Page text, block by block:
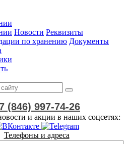
Новости Реквизиты
по хранению Документы
(846) 997-74-26
и акции в наших соцсетях:
Телефоны и адреса